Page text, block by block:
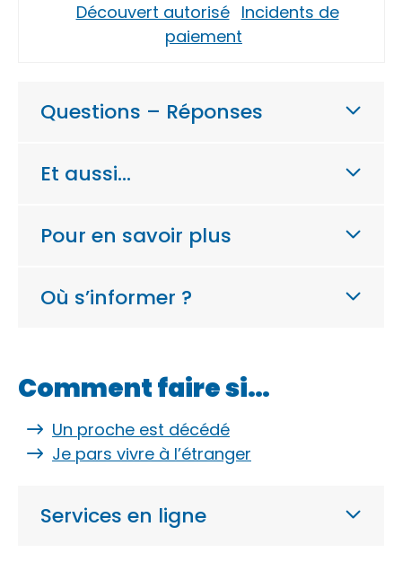
Découvert autorisé Incidents de
paiement
Questions – Réponses
Et aussi…
Pour en savoir plus
Où s’informer ?
Comment faire si…
Un proche est décédé
Je pars vivre à l’étranger
Services en ligne